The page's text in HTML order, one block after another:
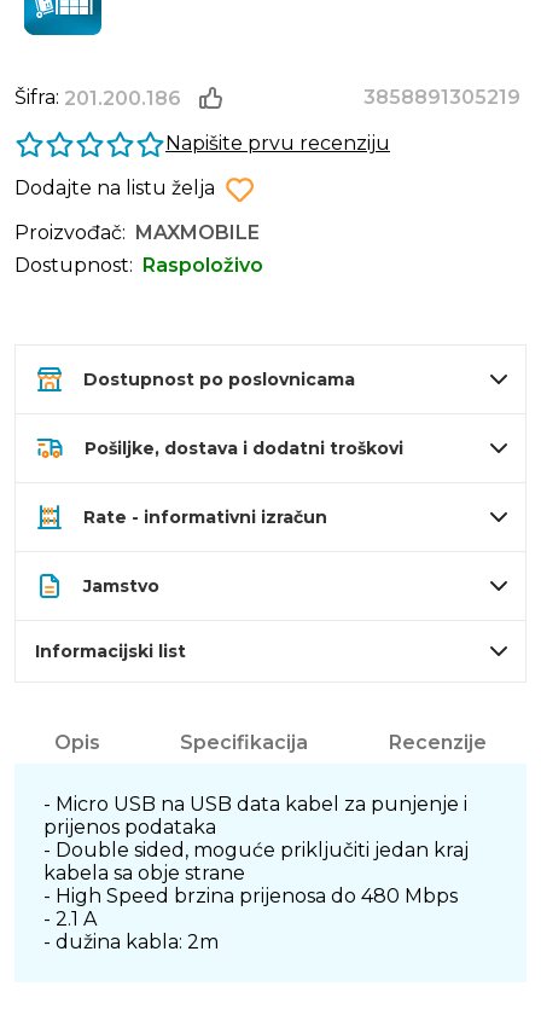
Šifra: 201.200.186
3858891305219
Napišite prvu recenziju
Dodajte na listu želja
Proizvođač:
MAXMOBILE
Dostupnost:
Raspoloživo
Dostupnost po poslovnicama
Pošiljke, dostava i dodatni troškovi
Rate - informativni izračun
Jamstvo
Informacijski list
Opis Specifikacija Recenzije
- Micro USB na USB data kabel za punjenje i
prijenos podataka
- Double sided, moguće priključiti jedan kraj
kabela sa obje strane
- High Speed brzina prijenosa do 480 Mbps
- 2.1 A
- dužina kabla: 2m